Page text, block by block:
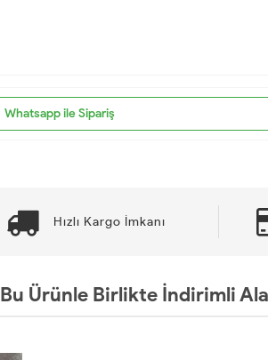
Whatsapp ile Sipariş
Hızlı Kargo İmkanı
Bu Ürünle Birlikte İndirimli